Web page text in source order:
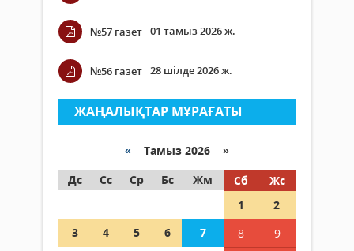
№57 газет 01 тамыз 2026 ж.
№56 газет 28 шілде 2026 ж.
ЖАҢАЛЫҚТАР МҰРАҒАТЫ
« Тамыз 2026 »
Дс
Сс Ср Бс Жм Сб
Жс
1
2
3
4 5 6 7 8
9